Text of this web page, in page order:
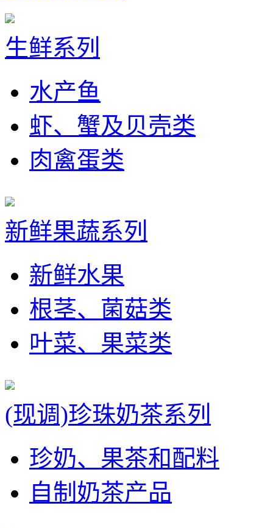
生鲜系列
水产鱼
虾、蟹及贝壳类
肉禽蛋类
新鲜果蔬系列
新鲜水果
根茎、菌菇类
叶菜、果菜类
(现调)珍珠奶茶系列
珍奶、果茶和配料
自制奶茶产品